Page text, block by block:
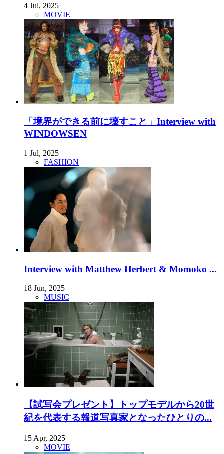
4 Jul, 2025
MOVIE
「境界ができる前に壊すこと」Interview with
WINDOWSEN
1 Jul, 2025
FASHION
Interview with Matthew Herbert & Momoko ...
18 Jun, 2025
MUSIC
【試写会プレゼント】トップモデルから20世
紀を代表する報道写真家となったひとりの...
15 Apr, 2025
MOVIE